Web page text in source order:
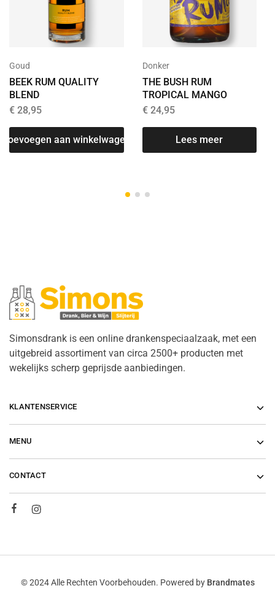
Goud
BEEK RUM QUALITY
BLEND
€ 28,95
Toevoegen aan winkelwagen
Donker
THE BUSH RUM
TROPICAL MANGO
€24,95
Lees meer
Simonsdrank is een online drankenspeciaalzaak, met een
uitgebreid assortiment van circa 2500+ producten met
wekelijks scherp geprijsde aanbiedingen.
KLANTENSERVICE
MENU
CONTACT
© 2024 Alle Rechten Voorbehouden. Powered by Brandmates